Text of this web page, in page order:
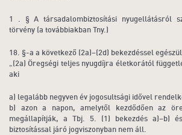
1 . § A társadalombiztosítási nyugellátásról
törvény (a továbbiakban Tny.)
18. §-a a következő (2a)–(2d) bekezdéssel
„(2a) Öregségi teljes nyugdíjra életkorától
aki
a) legalább negyven év jogosultsági idővel
b) azon a napon, amelytől kezdődően az
megállapítják, a Tbj. 5. (1) bekezdés a)–b)
biztosítással járó jogviszonyban nem áll.